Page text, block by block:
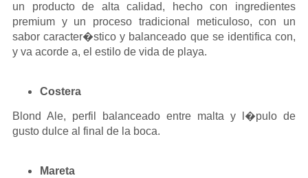
un producto de alta calidad, hecho con ingredientes
premium y un proceso tradicional meticuloso, con un
sabor caracter�stico y balanceado que se identifica con,
y va acorde a, el estilo de vida de playa.
Costera
Blond Ale, perfil balanceado entre malta y l�pulo de
gusto dulce al final de la boca.
Mareta